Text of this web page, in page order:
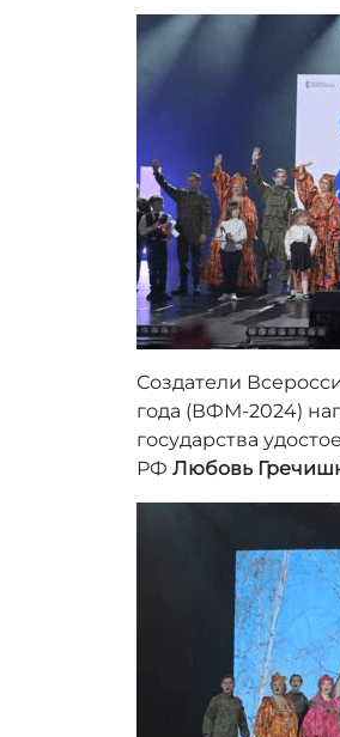
т
р
_
a
d
i
Создатели
года (ВФМ-2024)
государства
РФ Любовь